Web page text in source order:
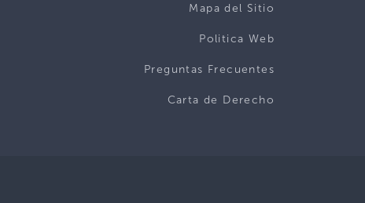
Mapa del Sitio
Politica Web
Preguntas Frecuentes
Carta de Derecho